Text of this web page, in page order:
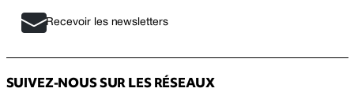
Recevoir les newsletters
SUIVEZ-NOUS SUR LES RÉSEAUX